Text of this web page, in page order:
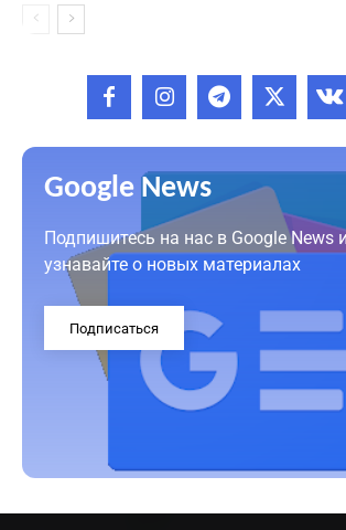
Google News
Подпишитесь на нас в Google News
узнавайте о новых материалах
Подписаться